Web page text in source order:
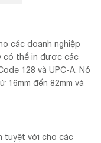
các doanh nghiệp
có thể in được các
128 và UPC-A. Nó
16mm đến 82mm và
tuyệt vời cho các